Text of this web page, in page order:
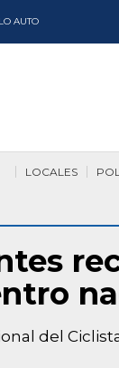
AUTO
LOCALES
del